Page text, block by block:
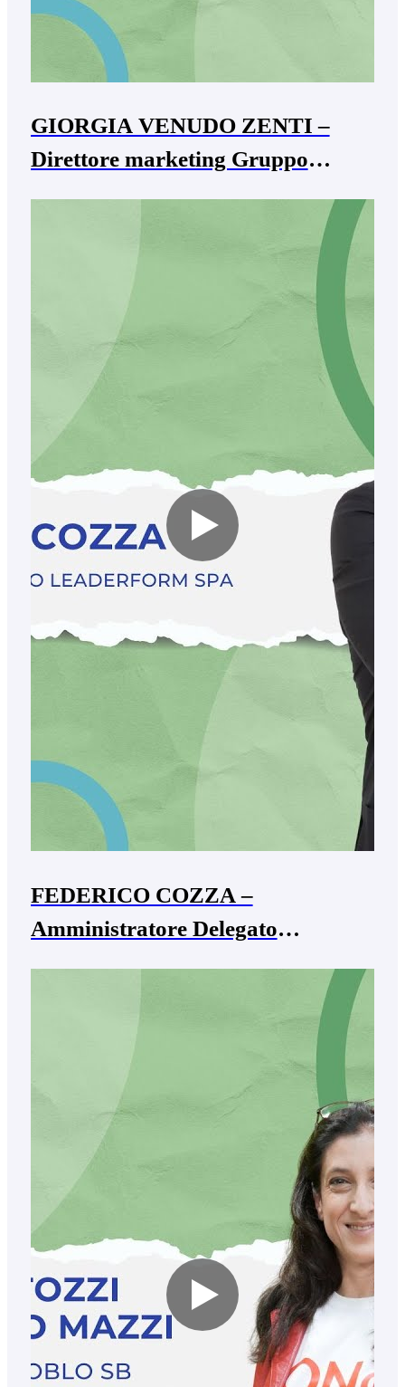
GIORGIA VENUDO ZENTI –
Direttore marketing Gruppo
FEDERICO COZZA –
Amministratore Delegato